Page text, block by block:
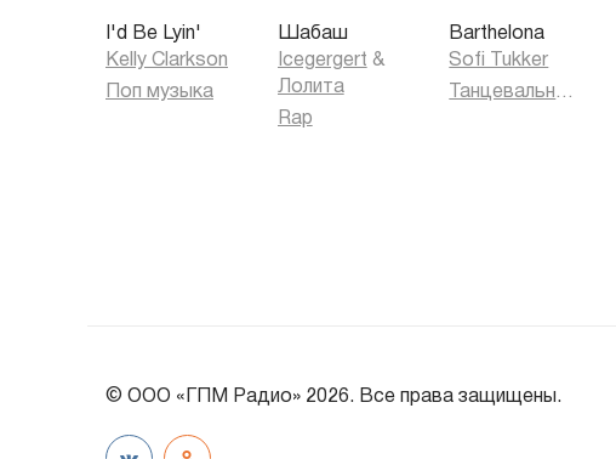
I'd Be Lyin'
Kelly Clarkson
Поп музыка
Шабаш
Icegergert &
Лолита
Rap
Barthelona
Sofi Tukker
Танцевальная музыка
© ООО «ГПМ Радио» 2026. Все права защищены.